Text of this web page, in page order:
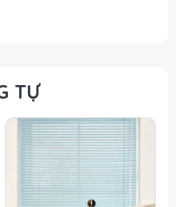
TỰ